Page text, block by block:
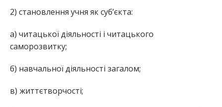
2) становлення учня як суб’єкта:
а) читацької діяльності і читацького
саморозвитку;
б) навчальної діяльності загалом;
в) життєтворчості;